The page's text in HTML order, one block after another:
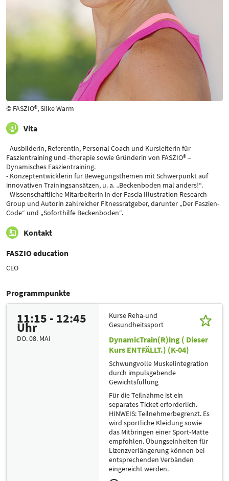
© FASZIO®, Silke Warm
Vita
- Ausbilderin, Referentin, Personal Coach und Kursleiterin für
Faszientraining und -therapie sowie Gründerin von FASZIO® –
Dynamisches Faszientraining.
- Konzeptentwicklerin für Bewegungsthemen mit Schwerpunkt auf
innovativen Trainingsansätzen, u. a. „Beckenboden mal anders!“.
- Wissenschaftliche Mitarbeiterin in der Fascia Illustration Research
Group und Autorin zahlreicher Fitnessratgeber, darunter „Der Faszien-
Code“ und „Soforthilfe Beckenboden“.
Kontakt
FASZIO education
CEO
Programmpunkte
11:15 - 12:45
Uhr
DO. 08. MAI
Kurse Reha-und
Gesundheitssport
DynamicTrain(R)ing ( Dieser
Kurs ENTFÄLLT.) (K-04)
Schwungvolle Muskelintegration
durch impulsgebende
Gewichtsfüllung
Für die Teilnahme ist ein
separates Ticket erforderlich.
HINWEIS: Teilnehmerbegrenzt. Es
wird sportliche Kleidung sowie
das Mitbringen einer Sport-Matte
empfohlen. Übungseinheiten für
Lizenzverlängerung können bei
entsprechenden Verbänden
eingereicht werden.